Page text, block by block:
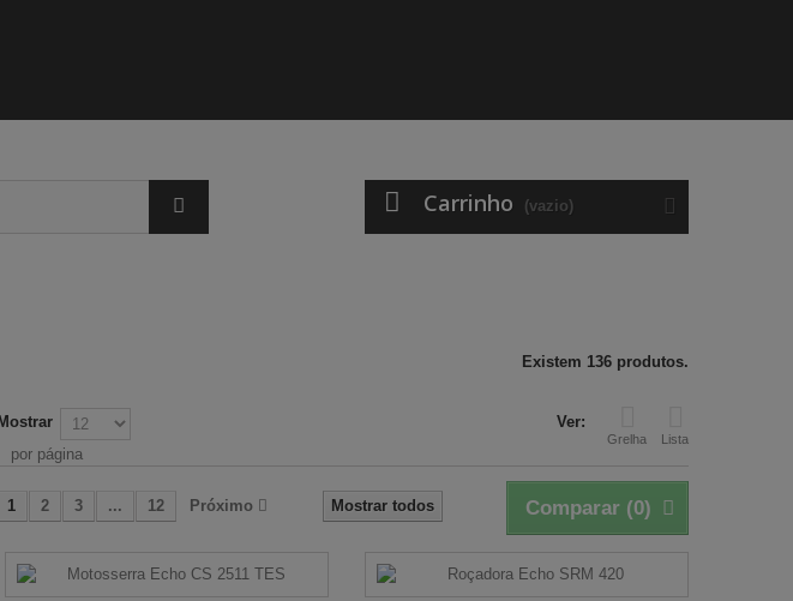
Carrinho (vazio)
Existem 136 produtos.
Ver:
Grelha Lista
Mostrar
por página
Comparar (0)
Mostrar todos
1 2 3 ... 12 Próximo